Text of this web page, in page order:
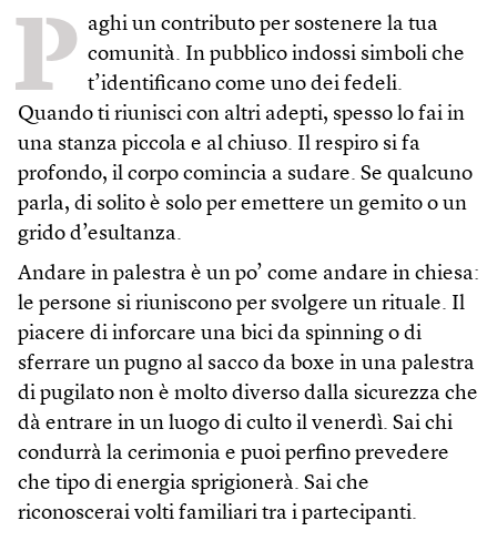
P aghi un contributo per sostenere la tua
comunità. In pubblico indossi simboli che
t’identificano come uno dei fedeli.
Quando ti riunisci con altri adepti, spesso lo fai in
una stanza piccola e al chiuso. Il respiro si fa
profondo, il corpo comincia a sudare. Se qualcuno
parla, di solito è solo per emettere un gemito o un
grido d’esultanza.
Andare in palestra è un po’ come andare in chiesa:
le persone si riuniscono per svolgere un rituale. Il
piacere di inforcare una bici da spinning o di
sferrare un pugno al sacco da boxe in una palestra
di pugilato non è molto diverso dalla sicurezza che
dà entrare in un luogo di culto il venerdì. Sai chi
condurrà la cerimonia e puoi perfino prevedere
che tipo di energia sprigionerà. Sai che
riconoscerai volti familiari tra i partecipanti.